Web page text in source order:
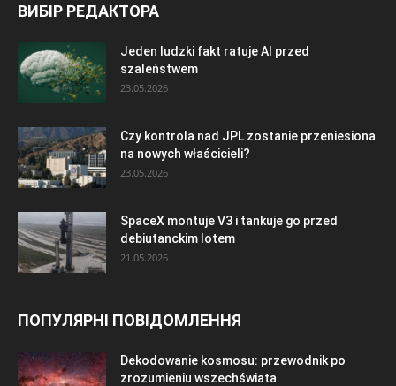
ВИБІР РЕДАКТОРА
Jeden ludzki fakt ratuje AI przed
szaleństwem
23.05.2026
Czy kontrola nad JPL zostanie przeniesiona
na nowych właścicieli?
23.05.2026
SpaceX montuje V3 i tankuje go przed
debiutanckim lotem
21.05.2026
ПОПУЛЯРНІ ПОВІДОМЛЕННЯ
Dekodowanie kosmosu: przewodnik po
zrozumieniu wszechświata